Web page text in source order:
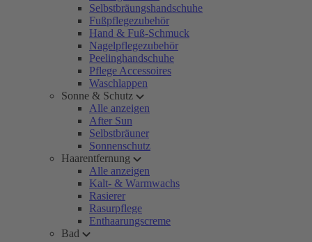
Selbstbräungshandschuhe
Fußpflegezubehör
Hand & Fuß-Schmuck
Nagelpflegezubehör
Peelinghandschuhe
Pflege Accessoires
Waschlappen
Sonne & Schutz
Alle anzeigen
After Sun
Selbstbräuner
Sonnenschutz
Haarentfernung
Alle anzeigen
Kalt- & Warmwachs
Rasierer
Rasurpflege
Enthaarungscreme
Bad